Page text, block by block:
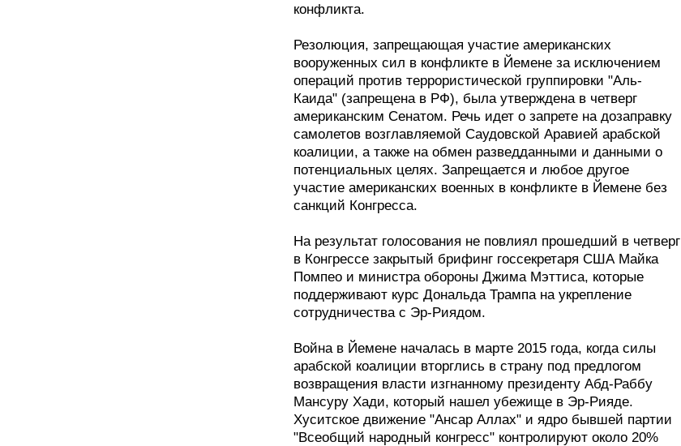
конфликта.
Резолюция, запрещающая участие американских
вооруженных сил в конфликте в Йемене за исключением
операций против террористической группировки "Аль-
Каида" (запрещена в РФ), была утверждена в четверг
американским Сенатом. Речь идет о запрете на дозаправку
самолетов возглавляемой Саудовской Аравией арабской
коалиции, а также на обмен разведданными и данными о
потенциальных целях. Запрещается и любое другое
участие американских военных в конфликте в Йемене без
санкций Конгресса.
На результат голосования не повлиял прошедший в четверг
в Конгрессе закрытый брифинг госсекретаря США Майка
Помпео и министра обороны Джима Мэттиса, которые
поддерживают курс Дональда Трампа на укрепление
сотрудничества с Эр-Риядом.
Война в Йемене началась в марте 2015 года, когда силы
арабской коалиции вторглись в страну под предлогом
возвращения власти изгнанному президенту Абд-Раббу
Мансуру Хади, который нашел убежище в Эр-Рияде.
Хуситское движение "Ансар Аллах" и ядро бывшей партии
"Всеобщий народный конгресс" контролируют около 20%